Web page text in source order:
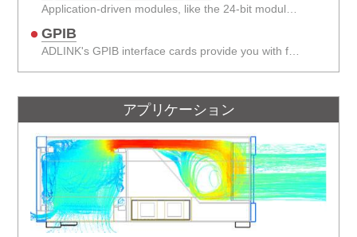
GPIB
アプリケーション